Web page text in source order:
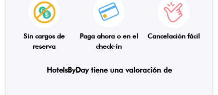
Sin cargos de
reserva
Paga ahora o en el
check-in
Cancelación fácil
HotelsByDay tiene una valoración de